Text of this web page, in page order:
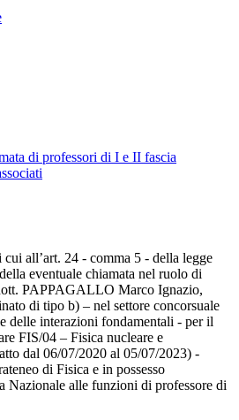
di professori di I e II fascia
all’art. 24 - comma 5 - della legge
eventuale chiamata nel ruolo di
PAPPAGALLO Marco Ignazio,
di tipo b) – nel settore concorsuale
delle interazioni fondamentali - per il
FIS/04 – Fisica nucleare e
dal 06/07/2020 al 05/07/2023) -
di Fisica e in possesso
Nazionale alle funzioni di professore di